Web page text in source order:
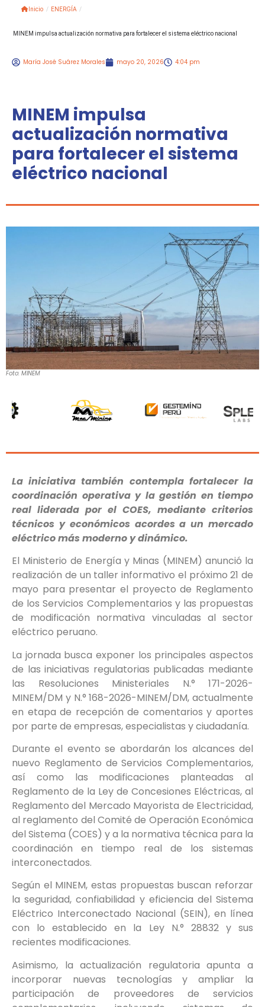
Inicio / ENERGÍA /
MINEM impulsa actualización normativa para fortalecer el sistema eléctrico nacional
María José Suárez Morales mayo 20, 2026 4:04 pm
MINEM impulsa
actualización normativa
para fortalecer el sistema
eléctrico nacional
Foto: MINEM
La iniciativa también contempla fortalecer la
coordinación operativa y la gestión en tiempo
real liderada por el COES, mediante criterios
técnicos y económicos acordes a un mercado
eléctrico más moderno y dinámico.
El Ministerio de Energía y Minas (MINEM) anunció la
realización de un taller informativo el próximo 21 de
mayo para presentar el proyecto de Reglamento
de los Servicios Complementarios y las propuestas
de modificación normativa vinculadas al sector
eléctrico peruano.
La jornada busca exponer los principales aspectos
de las iniciativas regulatorias publicadas mediante
las Resoluciones Ministeriales N.° 171-2026-
MINEM/DM y N.° 168-2026-MINEM/DM, actualmente
en etapa de recepción de comentarios y aportes
por parte de empresas, especialistas y ciudadanía.
Durante el evento se abordarán los alcances del
nuevo Reglamento de Servicios Complementarios,
así como las modificaciones planteadas al
Reglamento de la Ley de Concesiones Eléctricas, al
Reglamento del Mercado Mayorista de Electricidad,
al reglamento del Comité de Operación Económica
del Sistema (COES) y a la normativa técnica para la
coordinación en tiempo real de los sistemas
interconectados.
Según el MINEM, estas propuestas buscan reforzar
la seguridad, confiabilidad y eficiencia del Sistema
Eléctrico Interconectado Nacional (SEIN), en línea
con lo establecido en la Ley N.° 28832 y sus
recientes modificaciones.
Asimismo, la actualización regulatoria apunta a
incorporar nuevas tecnologías y ampliar la
participación de proveedores de servicios